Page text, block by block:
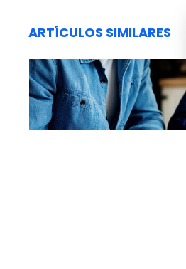
ARTÍCULOS SIMILARES